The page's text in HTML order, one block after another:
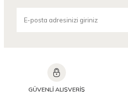
GÜVENLİ ALIŞVERİŞ